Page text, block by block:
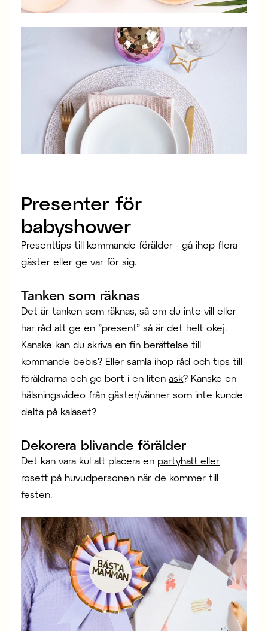
Presenter för
babyshower
Presenttips till kommande förälder - gå ihop flera
gäster eller ge var för sig.
Tanken som räknas
Det är tanken som räknas, så om du inte vill eller
har råd att ge en ”present” så är det helt okej.
Kanske kan du skriva en fin berättelse till
kommande bebis? Eller samla ihop råd och tips till
föräldrarna och ge bort i en litenask? Kanske en
hälsningsvideo från gäster/vänner som inte kunde
delta på kalaset?
Dekorera blivande förälder
Det kan vara kul att placera en partyhatt eller
rosett på huvudpersonen när de kommer till
festen.